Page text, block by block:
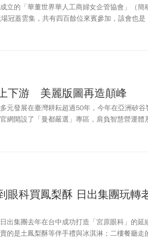
立的「華董世界華人工商婦女企管協會」（簡
冠蓋雲集，共有四百餘位來賓參加，該會也
。
下游 美麗版圖再造顛峰
元發展在臺灣耕耘超過50年，今年在亞洲矽谷
網開設了「曼都嚴選」專區，肩負智慧營運體
。
眼科買鳳梨酥 日出集團玩轉
出集團去年在台中成功打造「宮原眼科」的延
的是土鳳梨酥等伴手禮與冰淇淋；二樓餐廳走
，賣的則是冰淇淋、滷味、飲品。兩家店距離